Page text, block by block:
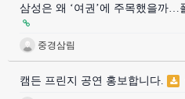
삼성은 왜 ‘여권’에 주목했을까…
중경삼림
캠든 프린지 공연 홍보합니다.